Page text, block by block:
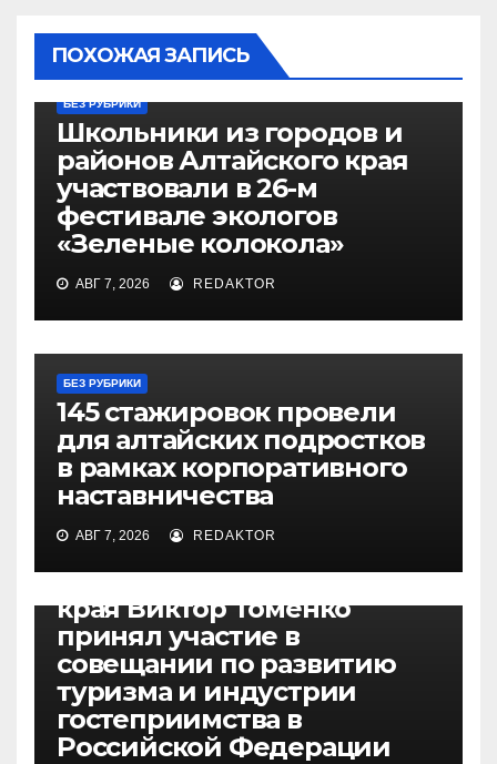
ПОХОЖАЯ ЗАПИСЬ
БЕЗ РУБРИКИ
Школьники из городов и
районов Алтайского края
участвовали в 26-м
фестивале экологов
«Зеленые колокола»
АВГ 7, 2026 REDAKTOR
БЕЗ РУБРИКИ
145 стажировок провели
для алтайских подростков
в рамках корпоративного
наставничества
АВГ 7, 2026 REDAKTOR
Губернатор Алтайского
края Виктор Томенко
принял участие в
совещании по развитию
туризма и индустрии
гостеприимства в
Российской Федерации